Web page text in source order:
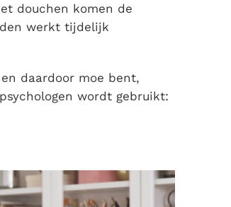
douchen komen de
werkt tijdelijk
daardoor moe bent,
wordt gebruikt: